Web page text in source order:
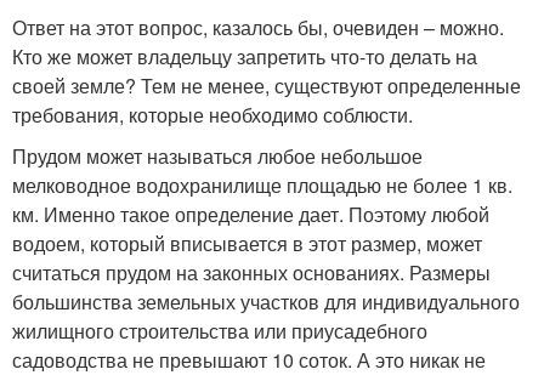
Ответ на этот вопрос, казалось бы, очевиден – можно.
Кто же может владельцу запретить что-то делать на
своей земле? Тем не менее, существуют определенные
требования, которые необходимо соблюсти.
Прудом может называться любое небольшое
мелководное водохранилище площадью не более 1 кв.
км. Именно такое определение дает. Поэтому любой
водоем, который вписывается в этот размер, может
считаться прудом на законных основаниях. Размеры
большинства земельных участков для индивидуального
жилищного строительства или приусадебного
садоводства не превышают 10 соток. А это никак не